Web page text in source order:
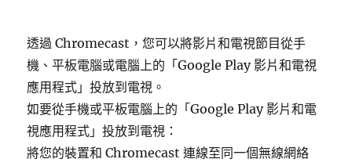
透過 Chromecast，您可以將影片和電視節目從手
機、平板電腦或電腦上的「Google Play 影片和電視
應用程式」投放到電視。
如要從手機或平板電腦上的「Google Play 影片和電
視應用程式」投放到電視：
將您的裝置和 Chromecast 連線至同一個無線網絡